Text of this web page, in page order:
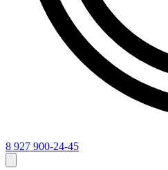
8 927 900-24-45